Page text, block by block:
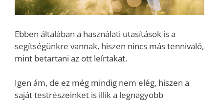
Ebben általában a használati utasítások is a
segítségünkre vannak, hiszen nincs más tennivaló,
mint betartani az ott leírtakat.
Igen ám, de ez még mindig nem elég, hiszen a
saját testrészeinket is illik a legnagyobb